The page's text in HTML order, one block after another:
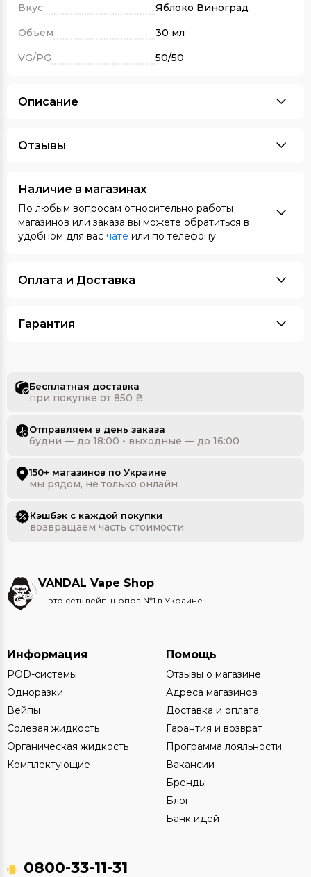
Вкус
Яблоко Виноград
Объем
30 мл
VG/PG
50/50
Описание
Отзывы
Наличие в магазинах
По любым вопросам относительно работы
магазинов или заказа вы можете обратиться в
удобном для вас чате или по телефону
Оплата и Доставка
Гарантия
Бесплатная доставка
при покупке от 850 ₴
Отправляем в день заказа
будни — до 18:00 • выходные — до 16:00
150+ магазинов по Украине
мы рядом, не только онлайн
Кэшбэк с каждой покупки
возвращаем часть стоимости
VANDAL Vape Shop
— это сеть вейп-шопов №1 в Украине.
Информация
POD-системы
Одноразки
Вейпы
Солевая жидкость
Органическая жидкость
Комплектующие
Помощь
Отзывы о магазине
Адреса магазинов
Доставка и оплата
Гарантия и возврат
Программа лояльности
Вакансии
Бренды
Блог
Банк идей
0800-33-11-31